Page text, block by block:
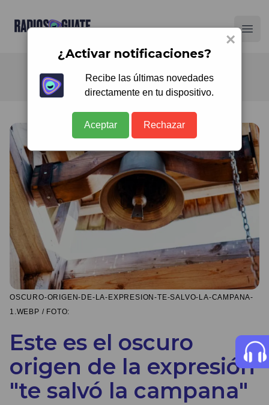
Radios Guate
OSCURO-ORIGEN-DE-LA-EXPRESION-TE-SALVO-LA-CAMPANA-
1.WEBP / FOTO:
Este es el oscuro
origen de la expresión
"te salvó la campana"
×
¿Activar notificaciones?
Recibe las últimas novedades
directamente en tu dispositivo.
Aceptar Rechazar